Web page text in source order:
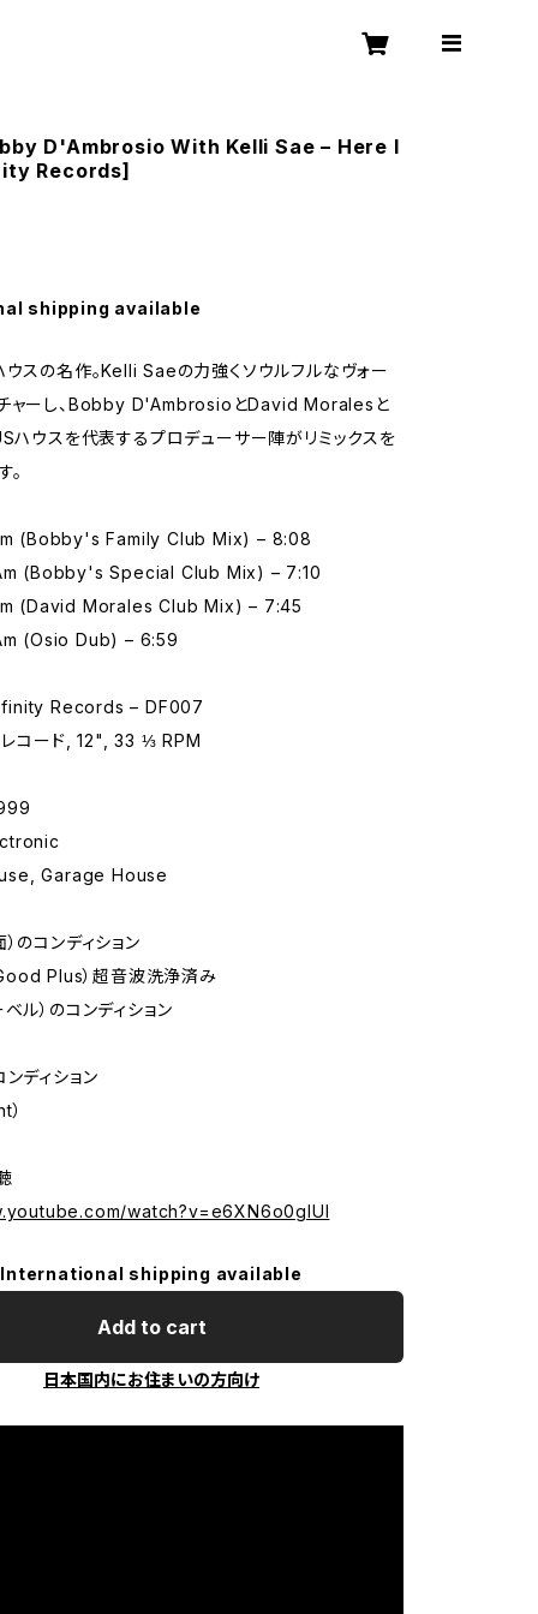
D'Ambrosio With Kelli Sae – Here I
Records]
shipping available
ウスの名作。Kelli Saeの力強くソウルフルなヴォー
ャーし、Bobby D'AmbrosioとDavid Moralesと
ハウスを代表するプロデューサー陣がリミックスを
。
(Bobby's Family Club Mix) – 8:08
(Bobby's Special Club Mix) – 7:10
(David Morales Club Mix) – 7:45
(Osio Dub) – 6:59
Records – DF007
レコード, 12", 33 ⅓ RPM
Garage House
のコンディション
Plus）超音波洗浄済み
ル）のコンディション
ンディション
watch?v=e6XN6o0glUI
International shipping available
Add to cart
日本国内にお住まいの方向け